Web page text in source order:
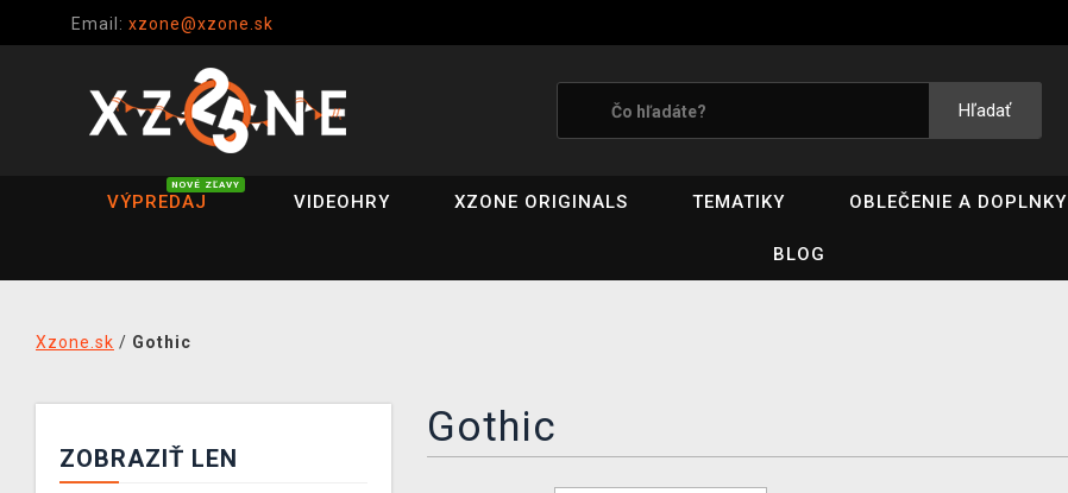
Email: xzone@xzone.sk
Hľadať
VÝPREDAJ
NOVÉ ZĽAVY
VIDEOHRY XZONE ORIGINALS TEMATIKY OBLEČENIE A DOPLNKY
BLOG
Xzone.sk / Gothic
ZOBRAZIŤ LEN
Gothic